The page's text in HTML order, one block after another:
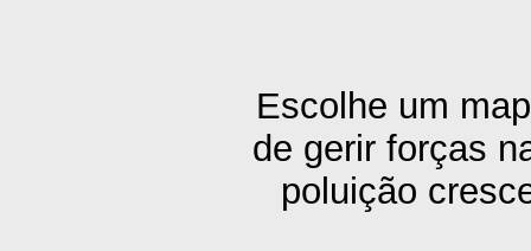
Escolhe um
de gerir forças
poluição